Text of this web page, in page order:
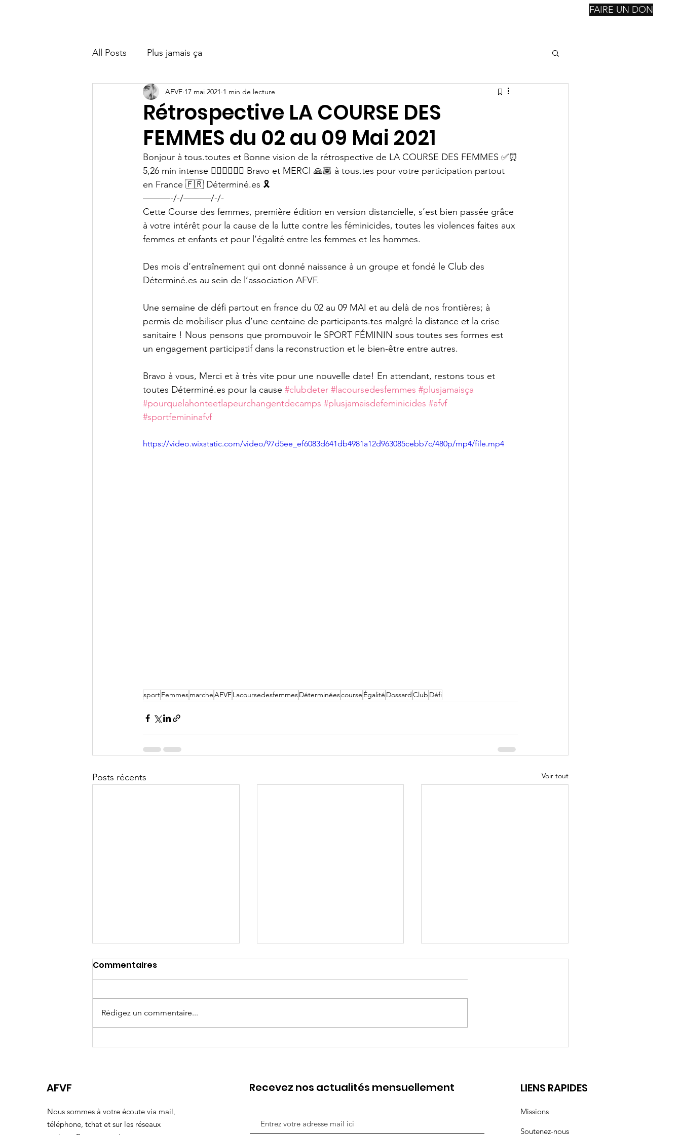
Notre Fondation
FAIRE UN DON
All Posts Plus jamais ça
Rétrospective LA COURSE DES
FEMMES du 02 au 09 Mai 2021
AFVF 17 mai 2021 1 min de lecture
Bonjour à tous.toutes et Bonne vision de la rétrospective de LA COURSE DES FEMMES ✅⏰
5,26 min intense ✊🏼👏🏼💪🏼 Bravo et MERCI 🙏🏽 à tous.tes pour votre participation partout
en France 🇫🇷 Déterminé.es 🎗
———-/-/———/-/-
Cette Course des femmes, première édition en version distancielle, s’est bien passée grâce
à votre intérêt pour la cause de la lutte contre les féminicides, toutes les violences faites aux
femmes et enfants et pour l’égalité entre les femmes et les hommes.
Des mois d’entraînement qui ont donné naissance à un groupe et fondé le Club des
Déterminé.es au sein de l’association AFVF.
Une semaine de défi partout en france du 02 au 09 MAI et au delà de nos frontières; à
permis de mobiliser plus d’une centaine de participants.tes malgré la distance et la crise
sanitaire ! Nous pensons que promouvoir le SPORT FÉMININ sous toutes ses formes est
un engagement participatif dans la reconstruction et le bien-être entre autres.
Bravo à vous, Merci et à très vite pour une nouvelle date! En attendant, restons tous et
toutes Déterminé.es pour la cause #clubdeter #lacoursedesfemmes #plusjamaisça
#pourquelahonteetlapeurchangentdecamps #plusjamaisdefeminicides #afvf
#sportfemininafvf
https://video.wixstatic.com/video/97d5ee_ef6083d641db4981a12d963085cebb7c/480p/mp4/file.mp4
sportFemmesmarcheAFVFLacoursedesfemmesDéterminéescourse Égalité DossardClub Défi
Posts récents Voir tout
J-60 Assises Nationales
WEBINAIRE #1 Parler est
7 mars 2026: Droits des
Commentaires
Rédigez un commentaire...
AFVF
Nous sommes à votre écoute via mail,
téléphone, tchat et sur les réseaux
Recevez nos actualités mensuellement LIENS RAPIDES
Missions
Soutenez-nous